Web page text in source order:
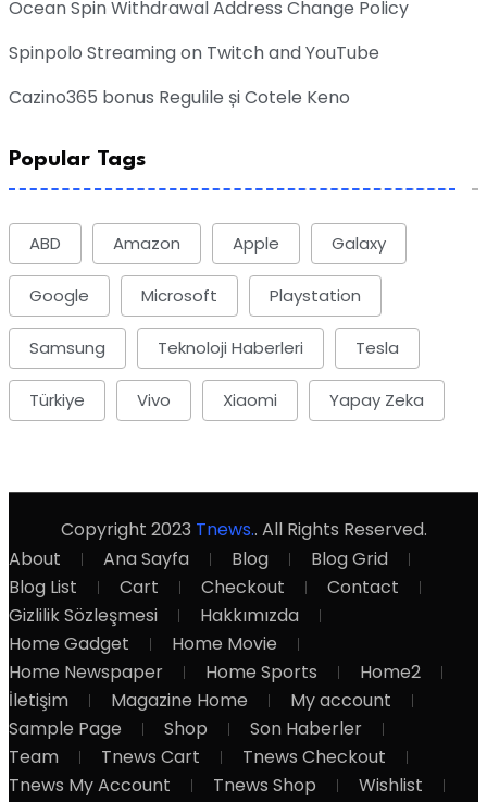
Ocean Spin Withdrawal Address Change Policy
Spinpolo Streaming on Twitch and YouTube
Cazino365 bonus Regulile și Cotele Keno
Popular Tags
ABD Amazon Apple Galaxy
Google Microsoft Playstation
Samsung Teknoloji Haberleri Tesla
Türkiye Vivo Xiaomi Yapay Zeka
Copyright 2023 Tnews.. All Rights Reserved.
About
Ana Sayfa Blog
Blog Grid
Blog List
Cart Checkout
Contact
Gizlilik Sözleşmesi
Hakkımızda
Home Gadget
Home Movie
Home Newspaper
Home Sports
Home2
İletişim
Magazine Home
My account
Sample Page
Shop
Son Haberler
Team
Tnews Cart
Tnews Checkout
Tnews My Account
Tnews Shop
Wishlist